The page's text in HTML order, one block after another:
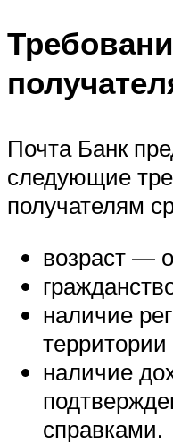
Почта Банк
следующие
получателям
возраст —
наличие
наличие
справками.